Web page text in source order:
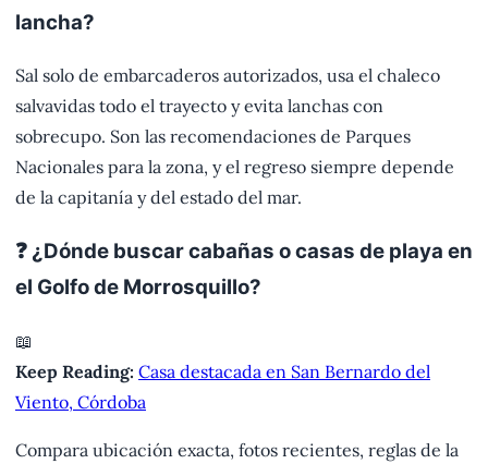
lancha?
Sal solo de embarcaderos autorizados, usa el chaleco
salvavidas todo el trayecto y evita lanchas con
sobrecupo. Son las recomendaciones de Parques
Nacionales para la zona, y el regreso siempre depende
de la capitanía y del estado del mar.
❓ ¿Dónde buscar cabañas o casas de playa en
el Golfo de Morrosquillo?
📖
Keep Reading: Casa destacada en San Bernardo del
Viento, Córdoba
Compara ubicación exacta, fotos recientes, reglas de la